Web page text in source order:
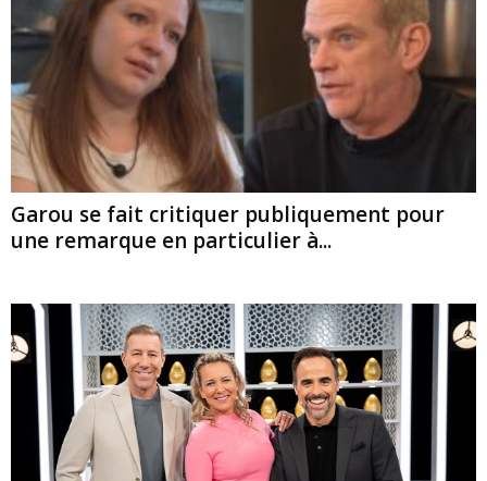
Garou se fait critiquer publiquement pour
une remarque en particulier à...